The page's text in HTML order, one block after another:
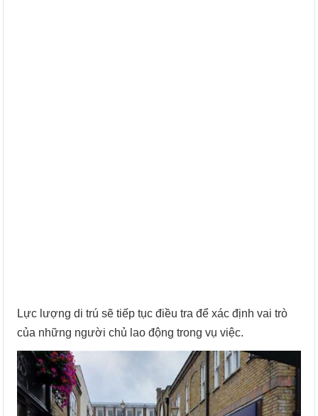
Lực lượng di trú sẽ tiếp tục điều tra để xác định vai trò
của những người chủ lao động trong vụ việc.